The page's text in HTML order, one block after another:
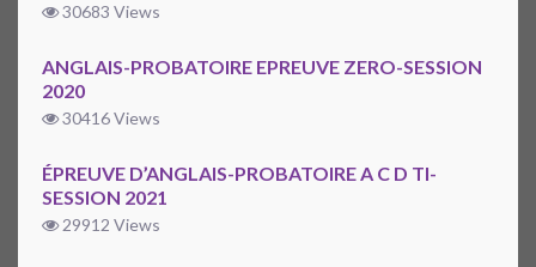
30683 Views
ANGLAIS-PROBATOIRE EPREUVE ZERO-SESSION
2020
30416 Views
ÉPREUVE D’ANGLAIS-PROBATOIRE A C D TI-
SESSION 2021
29912 Views